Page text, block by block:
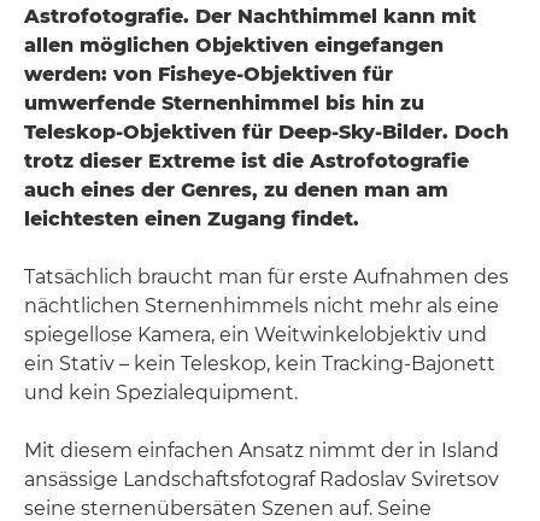
Astrofotografie. Der Nachthimmel kann mit
allen möglichen Objektiven eingefangen
werden: von Fisheye-Objektiven für
umwerfende Sternenhimmel bis hin zu
Teleskop-Objektiven für Deep-Sky-Bilder. Doch
trotz dieser Extreme ist die Astrofotografie
auch eines der Genres, zu denen man am
leichtesten einen Zugang findet.
Tatsächlich braucht man für erste Aufnahmen des
nächtlichen Sternenhimmels nicht mehr als eine
spiegellose Kamera, ein Weitwinkelobjektiv und
ein Stativ – kein Teleskop, kein Tracking-Bajonett
und kein Spezialequipment.
Mit diesem einfachen Ansatz nimmt der in Island
ansässige Landschaftsfotograf Radoslav Sviretsov
seine sternenübersäten Szenen auf. Seine